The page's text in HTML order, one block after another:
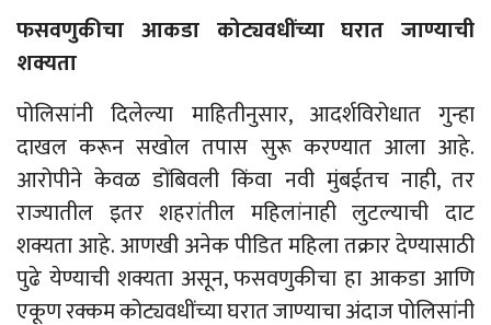
फसवणुकीचा आकडा कोट्यवधींच्या घरात जाण्याची
शक्यता
पोलिसांनी दिलेल्या माहितीनुसार, आदर्शविरोधात गुन्हा
दाखल करून सखोल तपास सुरू करण्यात आला आहे.
आरोपीने केवळ डोंबिवली किंवा नवी मुंबईतच नाही, तर
राज्यातील इतर शहरांतील महिलांनाही लुटल्याची दाट
शक्यता आहे. आणखी अनेक पीडित महिला तक्रार देण्यासाठी
पुढे येण्याची शक्यता असून, फसवणुकीचा हा आकडा आणि
एकूण रक्कम कोट्यवधींच्या घरात जाण्याचा अंदाज पोलिसांनी